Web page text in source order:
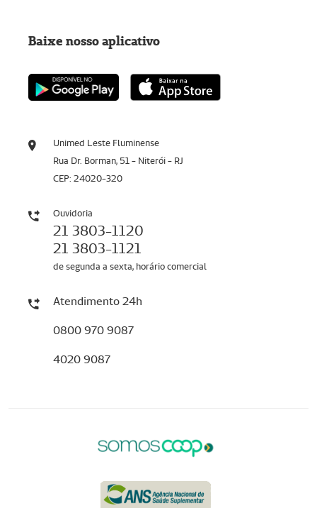
Unimed Leste Fluminense
Rua Dr. Borman, 51 - Niterói - RJ
CEP: 24020-320
Ouvidoria
21 3803-1120
21 3803-1121
de segunda a sexta, horário comercial
Atendimento 24h
0800 970 9087
4020 9087
Baixe nosso aplicativo